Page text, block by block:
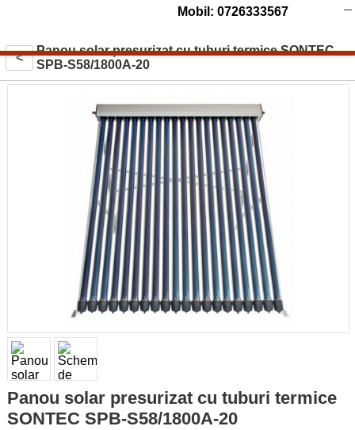
Mobil: 0726333567
<
Panou solar presurizat cu tuburi termice SONTEC
SPB-S58/1800A-20
Panou solar presurizat cu tuburi termice
SONTEC SPB-S58/1800A-20